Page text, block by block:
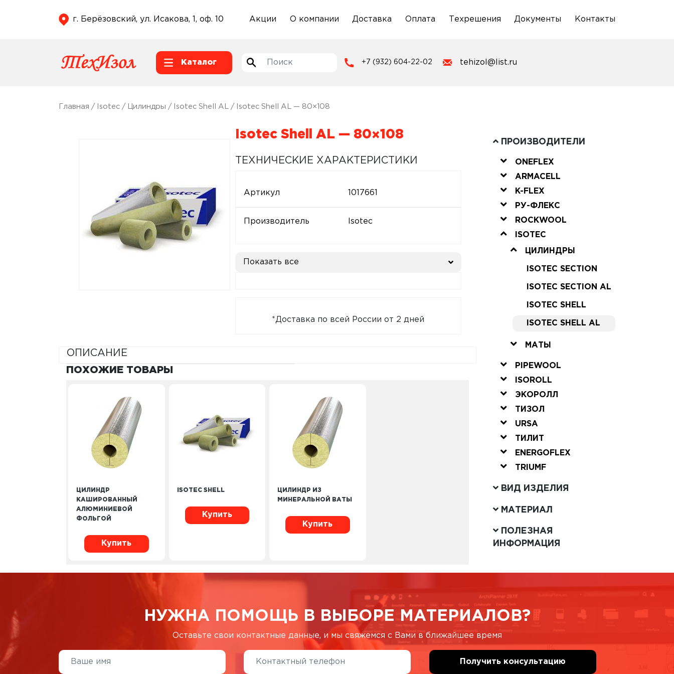
г. Берёзовский, ул. Исакова, 1, оф. 10 Акции О компании Доставка Оплата Техрешения Документы Контакты
Каталог +7 (932) 604-22-02 tehizol@list.ru
Главная / Isotec / Цилиндры / Isotec Shell AL / Isotec Shell AL — 80×108
Isotec Shell AL — 80×108
ТЕХНИЧЕСКИЕ ХАРАКТЕРИСТИКИ
Артикул 1017661
Производитель Isotec
Показать все
*Доставка по всей России от 2 дней
ОПИСАНИЕ
ПОХОЖИЕ ТОВАРЫ
ЦИЛИНДР
КАШИРОВАННЫЙ
АЛЮМИНИЕВОЙ
ФОЛЬГОЙ
Купить
ISOTEC SHELL
Купить
ЦИЛИНДР ИЗ
МИНЕРАЛЬНОЙ ВАТЫ
Купить
ПРОИЗВОДИТЕЛИ
ONEFLEX
ARMACELL
K-FLEX
РУ-ФЛЕКС
ROCKWOOL
ISOTEC
ЦИЛИНДРЫ
ISOTEC SECTION
ISOTEC SECTION AL
ISOTEC SHELL
ISOTEC SHELL AL
МАТЫ
PIPEWOOL
ISOROLL
ЭКОРОЛЛ
ТИЗОЛ
URSA
ТИЛИТ
ENERGOFLEX
TRIUMF
ВИД ИЗДЕЛИЯ
МАТЕРИАЛ
ПОЛЕЗНАЯ
ИНФОРМАЦИЯ
НУЖНА ПОМОЩЬ В ВЫБОРЕ МАТЕРИАЛОВ?
Оставьте свои контактные данные, и мы свяжемся с Вами в ближайшее время